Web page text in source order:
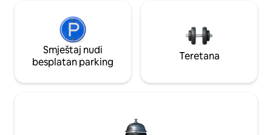
Smještaj nudi
besplatan parking
Teretana